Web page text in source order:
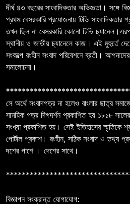
দীর্ঘ ৪৩ বছরের সাংবাদিকতার অভিজ্ঞতা। সঙ্গে
প্রথম বেসরকারি প্রযোজনায় টিভি সাংবাদিকতার
তখন ছিল না বেসরকারি কোনো টিভি
স্থানীয় ও জাতীয় চ্যানেলে কাজ। এই মুহুর্তে
সংকল্পে রংহীন সংবাদ পরিবেশনে ব্রতী।
সমালোচনা।
সে অর্থে সংবাদপত্র না হলেও বাংলার ছাত্র
সাময়িক পত্র দিগদর্শন প্রকাশিত হয় ১৮১৮
সংখ্যা প্রকাশিত হয়। সেই ইতিহাসের স্মৃতিকে
পোর্টাল প্রকাশ। রংহীন, সঠিক সংবাদ ও তথ্য
দশের পাশে । দেশের সাথে।
বিজ্ঞাপন সংক্রান্ত যোগাযোগ: